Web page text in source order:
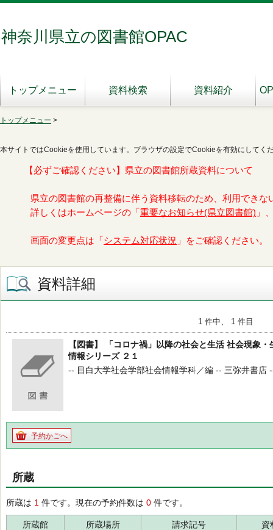
神奈川県立の図書館OPAC
トップメニュー 資料検索 資料紹介
トップメニュー >
本サイトではCookieを使用しています。ブラウザの設定でCookieを有効にしてく
【必ずご確認ください】県立の図書館所蔵資料について
県立の図書館の再整備に伴う資料移転のため、利用できな
詳しくはホームページの「 重要なお知らせ(県立図書館) 」
画面の変更点は「 システム対応状況 」をご確認ください。
資料詳細
1 件中、 1 件目
【図書】 「コロナ禍」以降の社会と生活 社会現象
情報シリーズ ２１
-- 目白大学社会学部社会情報学科／編 -- 三弥井書
予約かごへ
所蔵
所蔵は 1 件です。現在の予約件数は 0 件です。
所蔵館 所蔵場所 請求記号
資